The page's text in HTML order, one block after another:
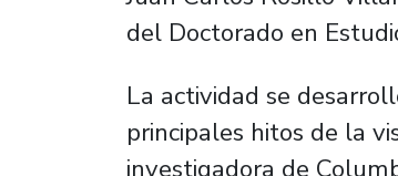
del Doctorado en
La actividad se
principales hitos de la
investigadora de